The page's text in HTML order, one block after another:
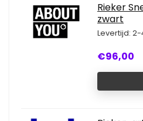
Rieker
zwart
Levertijd:
€96,00